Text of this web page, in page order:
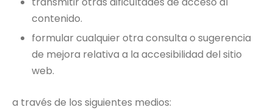
contenido.
formular cualquier otra consulta o sugerencia
de mejora relativa a la accesibilidad del sitio
web.
a través de los siguientes medios: